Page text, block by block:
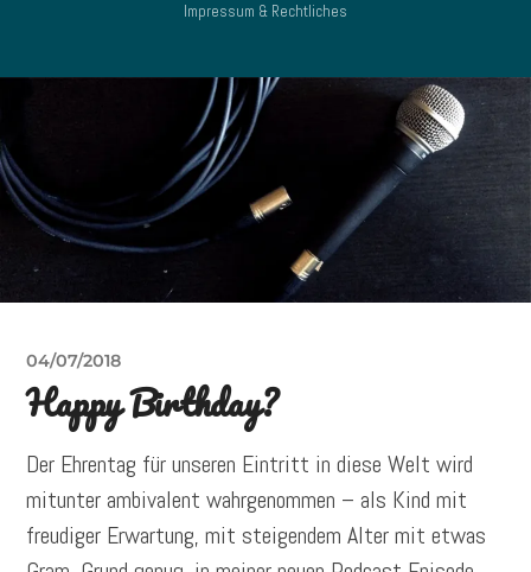
Impressum & Rechtliches
04/07/2018
Happy Birthday?
Der Ehrentag für unseren Eintritt in diese Welt wird
mitunter ambivalent wahrgenommen – als Kind mit
freudiger Erwartung, mit steigendem Alter mit etwas